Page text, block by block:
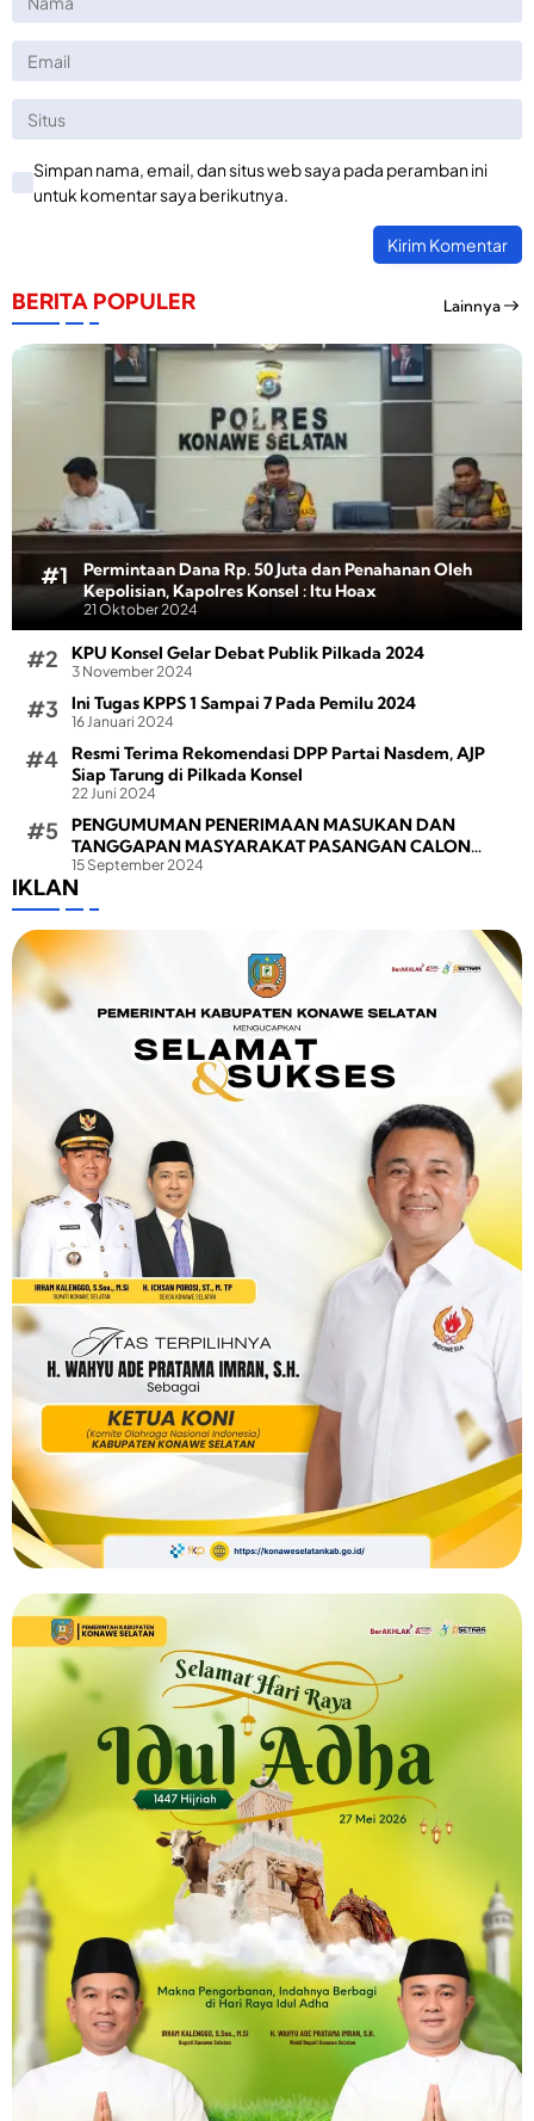
Simpan nama, email, dan situs web saya pada peramban ini
untuk komentar saya berikutnya.
BERITA POPULER Lainnya
Permintaan Dana Rp. 50 Juta dan Penahanan Oleh
Kepolisian, Kapolres Konsel : Itu Hoax
21 Oktober 2024
KPU Konsel Gelar Debat Publik Pilkada 2024
3 November 2024
Ini Tugas KPPS 1 Sampai 7 Pada Pemilu 2024
16 Januari 2024
Resmi Terima Rekomendasi DPP Partai Nasdem, AJP
Siap Tarung di Pilkada Konsel
22 Juni 2024
PENGUMUMAN PENERIMAAN MASUKAN DAN
TANGGAPAN MASYARAKAT PASANGAN CALON
BUPATI DAN WAKIL BUPATI PADA PEMILIHAN BUPATI
DAN WAKIL BUPATI KONAWE SELATAN TAHUN 2024
15 September 2024
IKLAN